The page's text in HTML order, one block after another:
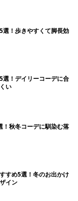
選！歩きやすくて脚長効
選！デイリーコーデに合
い
！秋冬コーデに馴染む落
すめ5選！冬のお出かけ
イン